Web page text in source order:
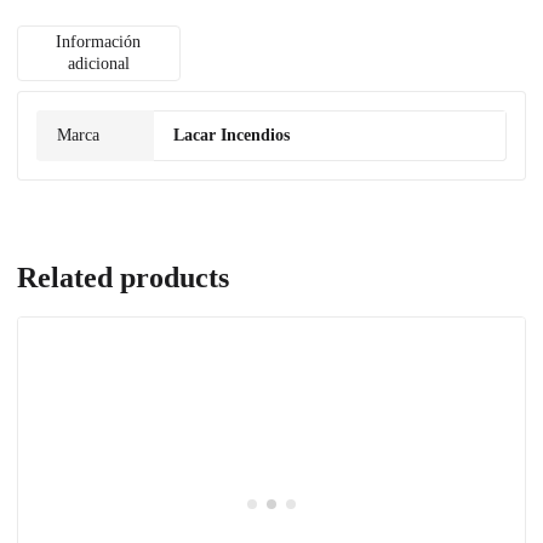
Información
adicional
Marca Lacar Incendios
Related products